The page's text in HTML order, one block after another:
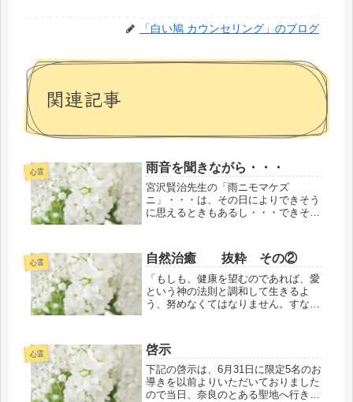
「白い鳩 カウンセリング」のブログ
関連記事
心霊 雨音を聞きながら・・・
宮沢賢治先生の「雨ニモマケズ
ニ」・・・は、その日によりできそう
に思えるときもあるし・・・できそう
が・・・ 「雨ニモマケズニ」の生き
方が本来の人としてのいき方なんだろ
うなぁ～と...
心霊 自然治癒 抜粋 その②
「もしも、健康を望むのであれば、愛
という神の法則と調和して生きるよ
う、努めなくてはなりません。すなわ
とです。人間関係を調和あるものにし
てください。皆さんの仲間である動物
たち...
心霊 啓示
下記の啓示は、6月31日に限定5名のお
導きを以前よりいただいておりました
ので当日、奈良のとある聖地へ行きま